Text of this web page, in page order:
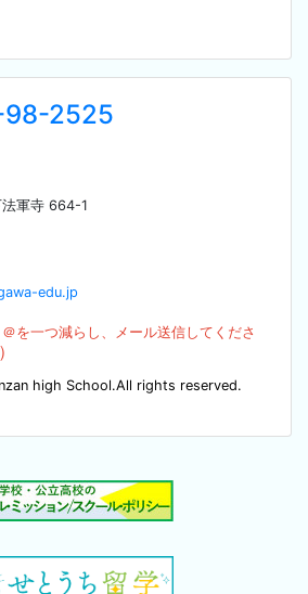
2525
軍寺 664-1
edu.jp
を一つ減らし、メール送信してくださ
）
high School.All rights reserved.